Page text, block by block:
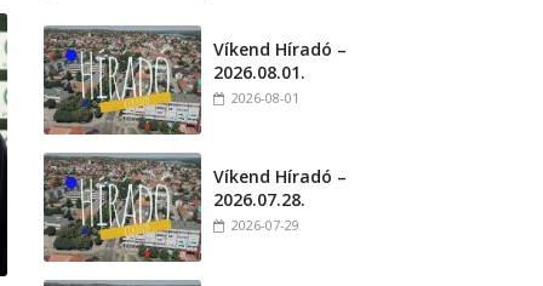
Víkend Híradó –
2026.08.01.
2026-08-01
Víkend Híradó –
2026.07.28.
2026-07-29